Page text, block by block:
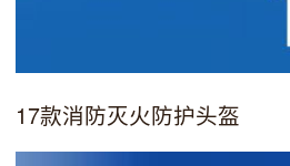
17款消防灭火防护头盔